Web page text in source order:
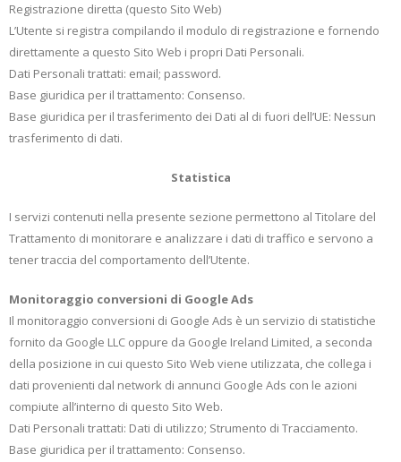
Registrazione diretta (questo Sito Web)
L’Utente si registra compilando il modulo di registrazione e fornendo
direttamente a questo Sito Web i propri Dati Personali.
Dati Personali trattati: email; password.
Base giuridica per il trattamento: Consenso.
Base giuridica per il trasferimento dei Dati al di fuori dell’UE: Nessun
trasferimento di dati.
Statistica
I servizi contenuti nella presente sezione permettono al Titolare del
Trattamento di monitorare e analizzare i dati di traffico e servono a
tener traccia del comportamento dell’Utente.
Monitoraggio conversioni di Google Ads
Il monitoraggio conversioni di Google Ads è un servizio di statistiche
fornito da Google LLC oppure da Google Ireland Limited, a seconda
della posizione in cui questo Sito Web viene utilizzata, che collega i
dati provenienti dal network di annunci Google Ads con le azioni
compiute all’interno di questo Sito Web.
Dati Personali trattati: Dati di utilizzo; Strumento di Tracciamento.
Base giuridica per il trattamento: Consenso.